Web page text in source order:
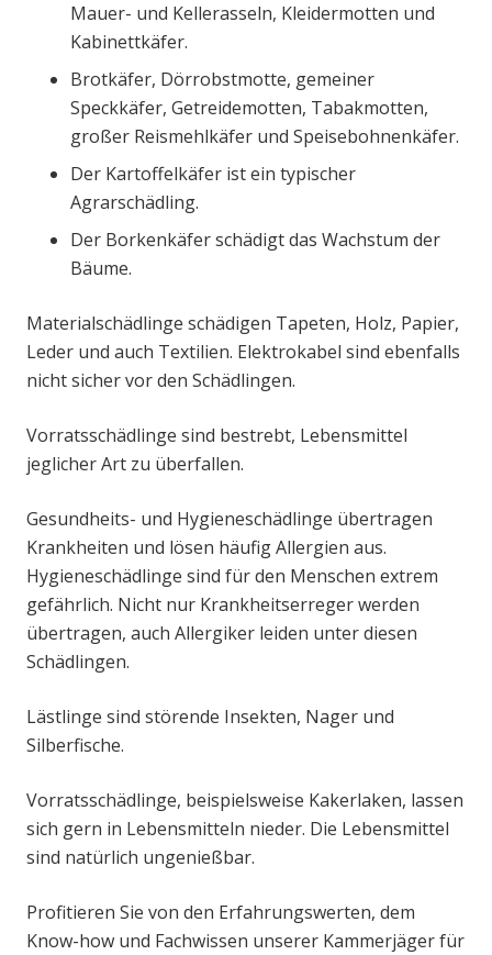
Mauer- und Kellerasseln, Kleidermotten und
Kabinettkäfer.
Brotkäfer, Dörrobstmotte, gemeiner
Speckkäfer, Getreidemotten, Tabakmotten,
großer Reismehlkäfer und Speisebohnenkäfer.
Der Kartoffelkäfer ist ein typischer
Agrarschädling.
Der Borkenkäfer schädigt das Wachstum der
Bäume.
Materialschädlinge schädigen Tapeten, Holz, Papier,
Leder und auch Textilien. Elektrokabel sind ebenfalls
nicht sicher vor den Schädlingen.
Vorratsschädlinge sind bestrebt, Lebensmittel
jeglicher Art zu überfallen.
Gesundheits- und Hygieneschädlinge übertragen
Krankheiten und lösen häufig Allergien aus.
Hygieneschädlinge sind für den Menschen extrem
gefährlich. Nicht nur Krankheitserreger werden
übertragen, auch Allergiker leiden unter diesen
Schädlingen.
Lästlinge sind störende Insekten, Nager und
Silberfische.
Vorratsschädlinge, beispielsweise Kakerlaken, lassen
sich gern in Lebensmitteln nieder. Die Lebensmittel
sind natürlich ungenießbar.
Profitieren Sie von den Erfahrungswerten, dem
Know-how und Fachwissen unserer Kammerjäger für